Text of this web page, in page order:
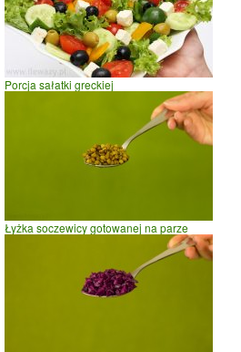
Porcja sałatki greckiej
Łyżka soczewicy gotowanej na parze